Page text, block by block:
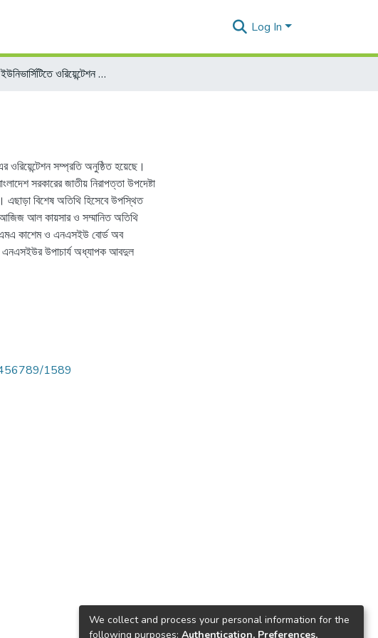
Log In
নর্থ সাউথ ইউনিভার্সিটিতে ওরিয়েন্টেশন প্রোগ্রাম অনুষ্ঠিত
ওরিয়েন্টেশন সম্প্রতি অনুষ্ঠিত হয়েছে।
সরকারের জাতীয় নিরাপত্তা উপদেষ্টা
এছাড়া বিশেষ অতিথি হিসেবে উপস্থিত
আজিজ আল কায়সার ও সম্মানিত অতিথি
এমএ কাশেম ও এনএসইউ বোর্ড অব
এনএসইউর উপাচার্য অধ্যাপক আবদুল
1589
We collect and process your personal information for the
following purposes: Authentication, Preferences,